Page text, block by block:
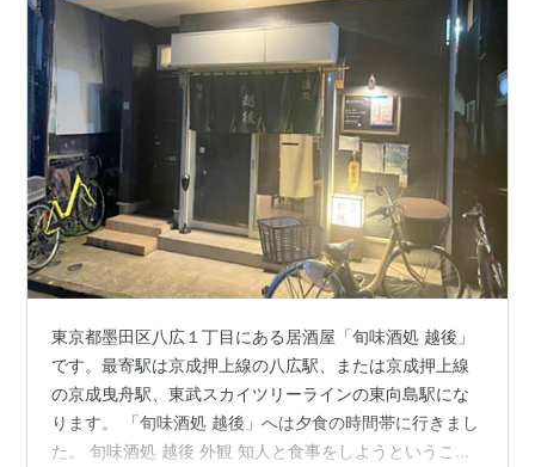
東京都墨田区八広１丁目にある居酒屋「旬味酒処 越後」
です。最寄駅は京成押上線の八広駅、または京成押上線
の京成曳舟駅、東武スカイツリーラインの東向島駅にな
ります。 「旬味酒処 越後」へは夕食の時間帯に行きまし
た。 旬味酒処 越後 外観 知人と食事をしようということ